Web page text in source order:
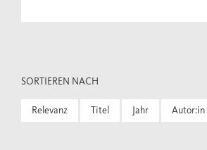
SORTIEREN NACH
Relevanz Titel Jahr Autor:in